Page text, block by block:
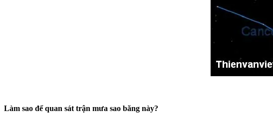
Làm sao để quan sát trận mưa sao băng này?